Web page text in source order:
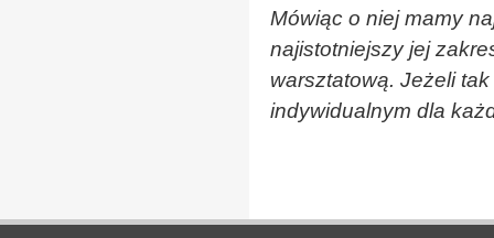
Mówiąc o niej mamy
najistotniejszy jej
warsztatową. Jeżeli
indywidualnym dla